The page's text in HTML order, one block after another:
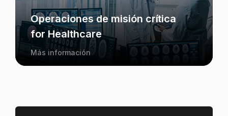
Operaciones de misión crítica
for Healthcare
Más información